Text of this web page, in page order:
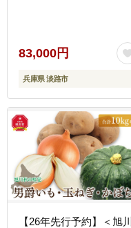
83,000円
兵庫県 淡路市
【26年先行予約】＜旭川